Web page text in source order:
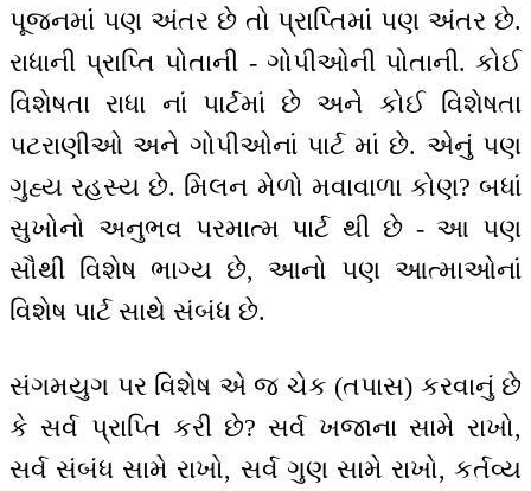
પૂજનમાં પણ અંતર છે તો પ્રાપ્તિમાં પણ અંતર છે.
રાધાની પ્રાપ્તિ પોતાની - ગોપીઓની પોતાની. કોઈ
વિશેષતા રાધા નાં પાર્ટમાં છે અને કોઈ વિશેષતા
પટરાણીઓ અને ગોપીઓનાં પાર્ટ માં છે. એનું પણ
ગુહ્ય રહસ્ય છે. મિલન મેળો મવાવાળા કોણ? બધાં
સુખોનો અનુભવ પરમાત્મ પાર્ટ થી છે - આ પણ
સૌથી વિશેષ ભાગ્ય છે, આનો પણ આત્માઓનાં
વિશેષ પાર્ટ સાથે સંબંધ છે.
સંગમયુગ પર વિશેષ એ જ ચેક (તપાસ) કરવાનું છે
કે સર્વ પ્રાપ્તિ કરી છે? સર્વ ખજાના સામે રાખો,
સર્વ સંબંધ સામે રાખો, સર્વ ગુણ સામે રાખો, કર્તવ્ય